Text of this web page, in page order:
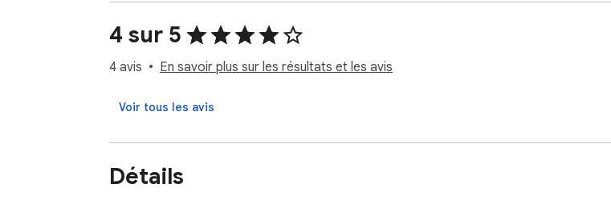
Download FNF Another Friday Night and get ready to rap your way to victory today!
If you want to find more games, we have a link for quick access to our website. Have fun!
4 sur 5
4 avis En savoir plus sur les résultats et les avis
Voir tous les avis
Détails